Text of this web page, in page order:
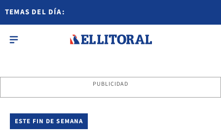
TEMAS DEL DÍA:
PUBLICIDAD
ESTE FIN DE SEMANA